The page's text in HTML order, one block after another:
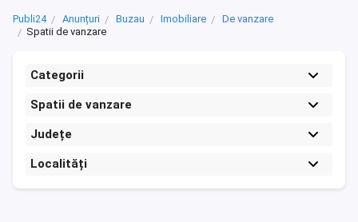
Publi24 Anunțuri Buzau Imobiliare
De vanzare
Spatii de vanzare
Categorii
Spatii de vanzare
Județe
Localități